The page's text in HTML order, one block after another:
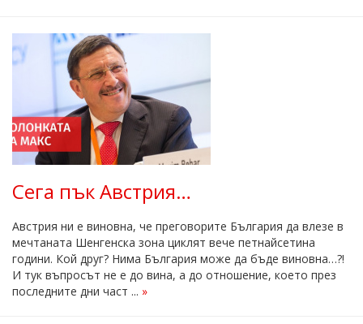
Сега пък Австрия…
Австрия ни е виновна, че преговорите България да влезе в
мечтаната Шенгенска зона циклят вече петнайсетина
години. Кой друг? Нима България може да бъде виновна…?!
И тук въпросът не е до вина, а до отношение, което през
последните дни част ... »